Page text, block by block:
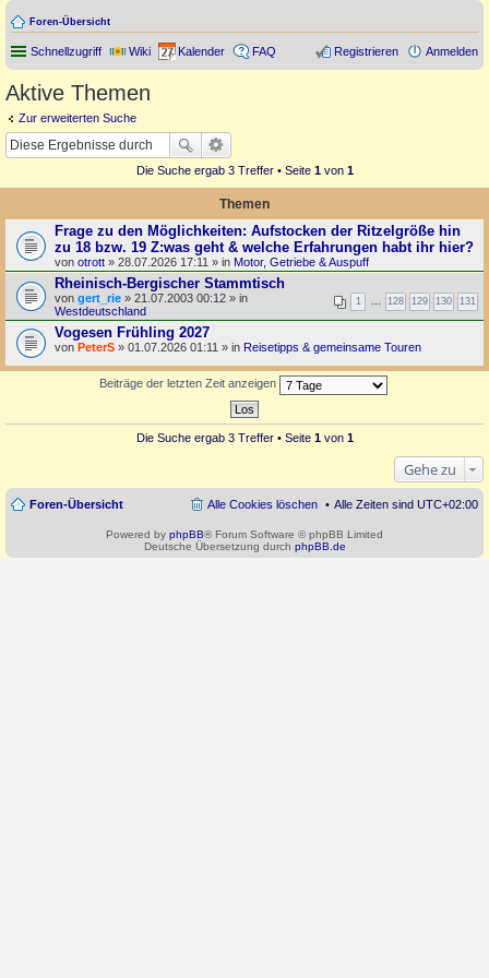
Foren-Übersicht
Schnellzugriff Wiki Kalender FAQ Anmelden
Registrieren
Aktive Themen
Zur erweiterten Suche
Die Suche ergab 3 Treffer • Seite 1von 1
Themen
Frage zu den Möglichkeiten: Aufstocken der Ritzelgröße hin
zu 18 bzw. 19 Z:was geht & welche Erfahrungen habt ihr hier?
von otrott » 28.07.2026 17:11 » in Motor, Getriebe & Auspuff
Rheinisch-Bergischer Stammtisch
1 128 129 130 131
von gert_rie » 21.07.2003 00:12 » in
Westdeutschland
Vogesen Frühling 2027
von PeterS » 01.07.2026 01:11 » in Reisetipps & gemeinsame Touren
Beiträge der letzten Zeit anzeigen
Die Suche ergab 3 Treffer • Seite 1von 1
Gehe zu
Foren-Übersicht Alle Zeiten sind UTC+02:00
Alle Cookies löschen
Powered by phpBB® Forum Software © phpBB Limited
Deutsche Übersetzung durch phpBB.de